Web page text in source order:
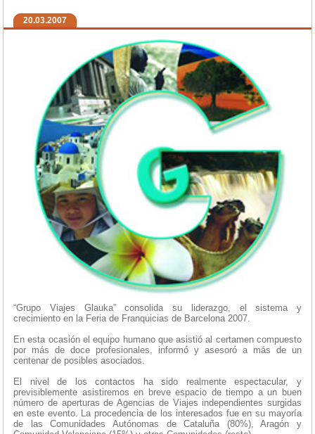
20.03.2007
“Grupo Viajes Glauka” consolida su liderazgo, el sistema y
crecimiento en la Feria de Franquicias de Barcelona 2007.
En esta ocasión el equipo humano que asistió al certamen compuesto
por más de doce profesionales, informó y asesoró a más de un
centenar de posibles asociados.
El nivel de los contactos ha sido realmente espectacular, y
previsiblemente asistiremos en breve espacio de tiempo a un buen
número de aperturas de Agencias de Viajes independientes surgidas
en este evento. La procedencia de los interesados fue en su mayoría
de las Comunidades Autónomas de Cataluña (80%), Aragón y